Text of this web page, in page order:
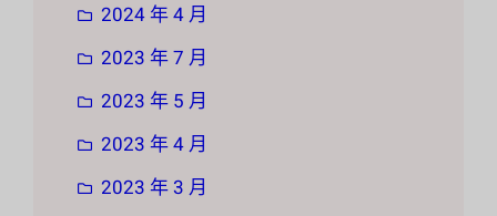
2024 年 4 月
2023 年 7 月
2023 年 5 月
2023 年 4 月
2023 年 3 月